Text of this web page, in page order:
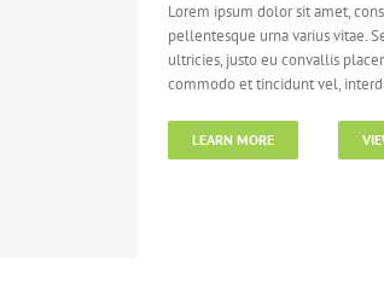
Lorem ipsum dolor sit amet,
pellentesque urna varius vitae.
ultricies, justo eu convallis
commodo et tincidunt vel,
LEARN MORE